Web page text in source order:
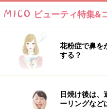
また、女性の場合は、バス
跳びをすると、胸の部分
まい、バストラインが崩
ラブルを招く可能性もあ
し、バスト固定のために
ビューティ特集&
花粉症で鼻を
する？
日焼け後は
ーリングなど